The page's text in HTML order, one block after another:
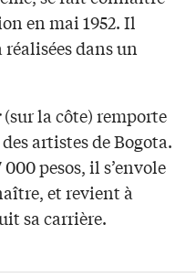
en mai 1952. Il
dans un
(sur la côte) remporte
artistes de Bogota.
pesos, il s’envole
et revient à
sa carrière.